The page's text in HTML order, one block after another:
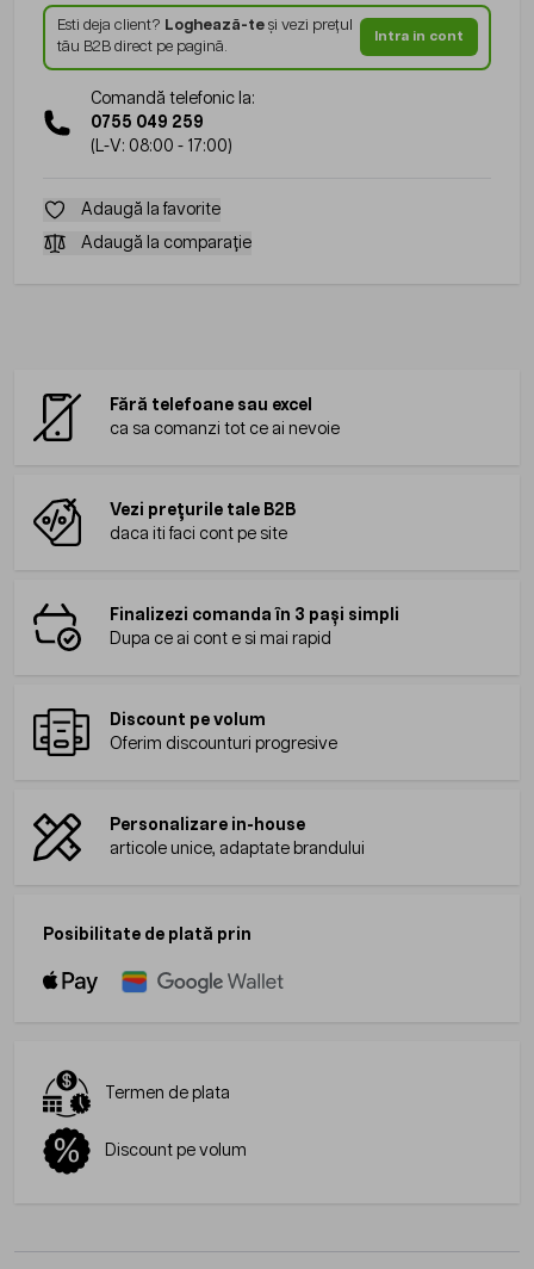
Esti deja client? Loghează-teși vezi prețul
tău B2B direct pe pagină.
Intra in cont
Comandă telefonic la:
0755 049 259
(L-V: 08:00 - 17:00)
Adaugă la favorite
Adaugă la comparație
Fără telefoane sau excel
ca sa comanzi tot ce ai nevoie
Vezi prețurile tale B2B
daca iti faci cont pe site
Finalizezi comanda în 3 pași simpli
Dupa ce ai cont e si mai rapid
Discount pe volum
Oferim discounturi progresive
Personalizare in-house
articole unice, adaptate brandului
Posibilitate de plată prin
Termen de plata
Discount pe volum